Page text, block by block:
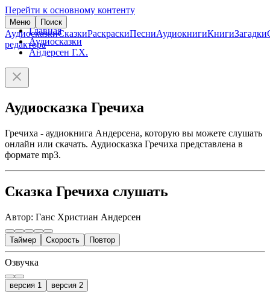
Перейти к основному контенту
Меню Поиск
АудиосказкиСказкиРаскраскиПесниАудиокнигиКнигиЗагадки
редактора
Главная
Аудиосказки
Андерсен Г.Х.
Аудиосказка Гречиха
Гречиха - аудиокнига Андерсена, которую вы можете слушать
онлайн или скачать. Аудиосказка Гречиха представлена в
формате mp3.
Сказка Гречиха слушать
Автор: Ганс Христиан Андерсен
Таймер Скорость Повтор
Озвучка
версия 1 версия 2